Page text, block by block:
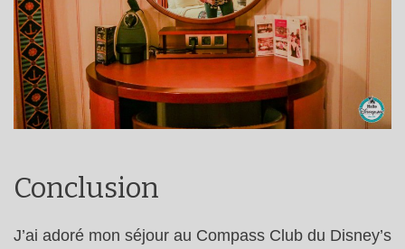
Conclusion
J’ai adoré mon séjour au Compass Club du Disney’s